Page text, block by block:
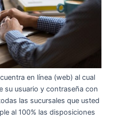
en línea (web) al cual
su usuario y contraseña con
las sucursales que usted
al 100% las disposiciones